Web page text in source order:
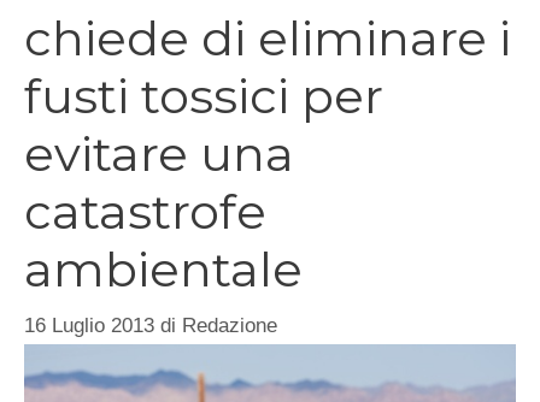
chiede di eliminare i
fusti tossici per
evitare una
catastrofe
ambientale
16 Luglio 2013 di Redazione